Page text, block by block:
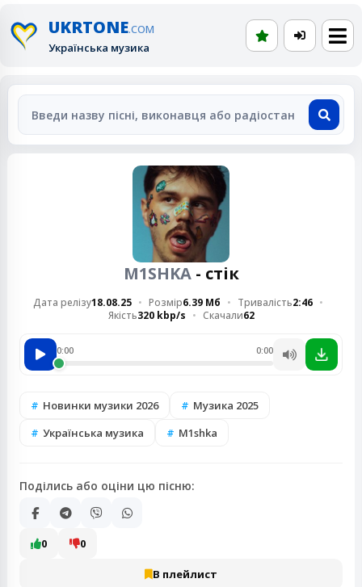
UKRTONE.COM
Українська музика
M1SHKA- стік
Дата релізу18.08.25 Розмір6.39 Мб Тривалість2:46
Якість320 kbp/s Скачали62
0:00 0:00
Новинки музики 2026
Музика 2025
Українська музика
M1shka
Поділись або оціни цю пісню:
0 0
В плейлист